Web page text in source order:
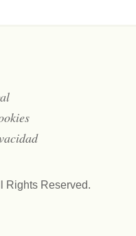
Rights Reserved.